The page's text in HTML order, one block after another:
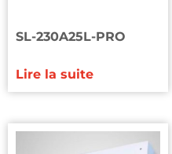
SL-230A25L-PRO
Lire la suite